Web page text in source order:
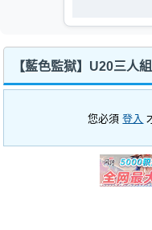
【藍色監獄】U20三人
您必須登入